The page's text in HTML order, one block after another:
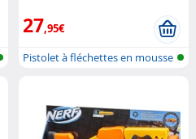
27,95€
Pistolet à fléchettes en mousse